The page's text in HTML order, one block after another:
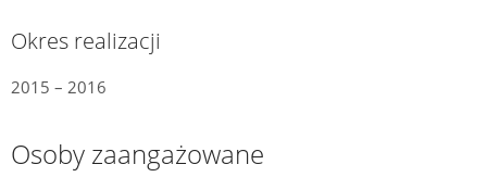
Okres realizacji
2015 – 2016
Osoby zaangażowane